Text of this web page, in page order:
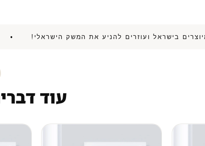
מיוצרים בישראל ועוזרים להניע את המשק
עוד